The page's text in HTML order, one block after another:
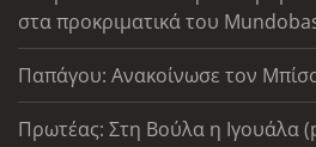
στα προκριματικά του
Παπάγου: Ανακοίνωσε τον
Πρωτέας: Στη Βούλα η Ιγουάλα